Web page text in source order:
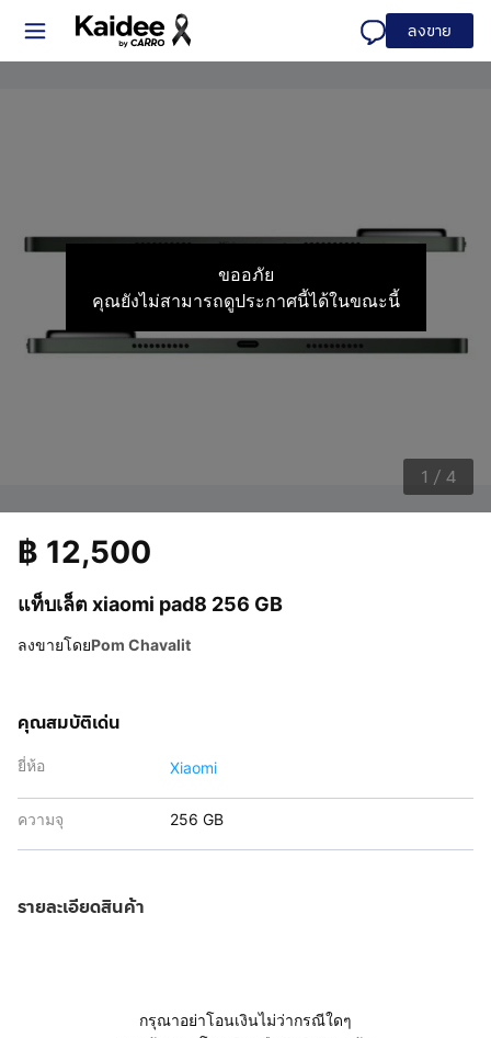
ลงขาย
ขออภัย
คุณยังไม่สามารถดูประกาศนี้ได้ในขณะนี้
1 / 4
แท็บเล็ต xiaomi pad8 256 GB
฿ 12,500
ลงขายโดยPom Chavalit
คุณสมบัติเด่น
ยี่ห้อ Xiaomi
ความจุ 256 GB
รายละเอียดสินค้า
กรุณาอย่าโอนเงินไม่ว่ากรณีใดๆ